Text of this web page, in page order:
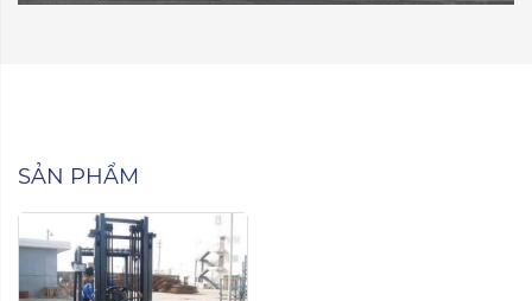
SẢN PHẨM